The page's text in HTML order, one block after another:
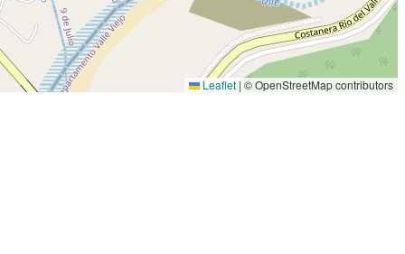
Leaflet | © OpenStreetMap contributors